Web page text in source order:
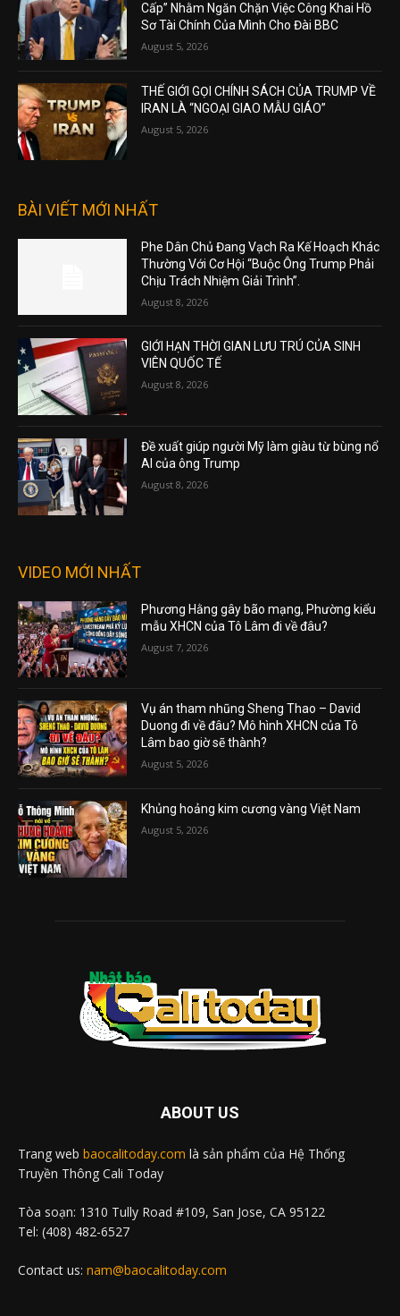
Cấp” Nhằm Ngăn Chặn Việc Công Khai Hồ
Sơ Tài Chính Của Mình Cho Đài BBC
August 5, 2026
THẾ GIỚI GỌI CHÍNH SÁCH CỦA TRUMP VỀ
IRAN LÀ “NGOẠI GIAO MẪU GIÁO”
August 5, 2026
BÀI VIẾT MỚI NHẤT
Phe Dân Chủ Đang Vạch Ra Kế Hoạch Khác
Thường Với Cơ Hội “Buộc Ông Trump Phải
Chịu Trách Nhiệm Giải Trình”.
August 8, 2026
GIỚI HẠN THỜI GIAN LƯU TRÚ CỦA SINH
VIÊN QUỐC TẾ
August 8, 2026
Đề xuất giúp người Mỹ làm giàu từ bùng nổ
AI của ông Trump
August 8, 2026
VIDEO MỚI NHẤT
Phương Hằng gây bão mạng, Phường kiểu
mẫu XHCN của Tô Lâm đi về đâu?
August 7, 2026
Vụ án tham nhũng Sheng Thao – David
Duong đi về đâu? Mô hình XHCN của Tô
Lâm bao giờ sẽ thành?
August 5, 2026
Khủng hoảng kim cương vàng Việt Nam
August 5, 2026
ABOUT US
Trang web baocalitoday.com là sản phẩm của Hệ Thống
Truyền Thông Cali Today
Tòa soạn: 1310 Tully Road #109, San Jose, CA 95122
Tel: (408) 482-6527
Contact us: nam@baocalitoday.com